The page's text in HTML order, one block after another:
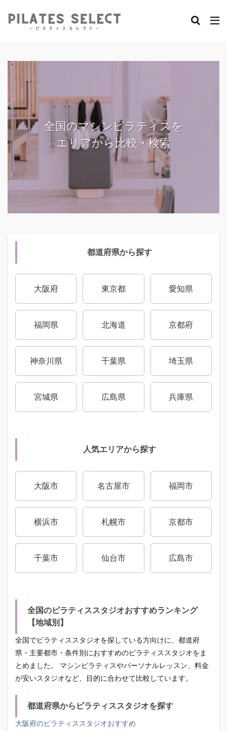
全国のマシンピラティスを
エリアから比較・検索
都道府県から探す
大阪府 東京都 愛知県
福岡県 北海道 京都府
神奈川県 千葉県 埼玉県
宮城県 広島県 兵庫県
人気エリアから探す
大阪市 名古屋市 福岡市
横浜市 札幌市 京都市
千葉市 仙台市 広島市
全国のピラティススタジオおすすめランキング
【地域別】
全国でピラティススタジオを探している方向けに、都道府
県・主要都市・条件別におすすめのピラティススタジオをま
とめました。 マシンピラティスやパーソナルレッスン、料金
が安いスタジオなど、目的に合わせて比較しています。
都道府県からピラティススタジオを探す
大阪府のピラティススタジオおすすめ